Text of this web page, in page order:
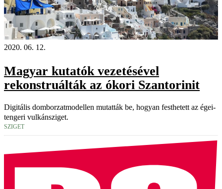
2020. 06. 12.
Magyar kutatók vezetésével
rekonstruálták az ókori Szantorinit
Digitális domborzatmodellen mutatták be, hogyan festhetett az égei-
tengeri vulkánsziget.
SZIGET